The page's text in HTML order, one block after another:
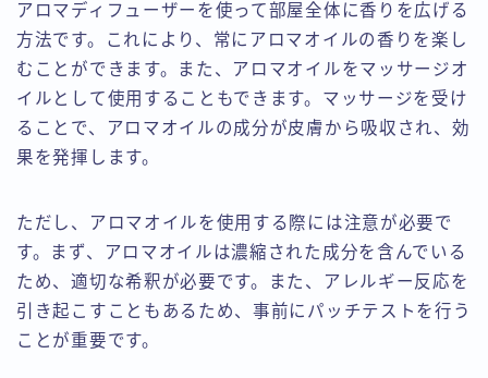
アロマディフューザーを使って部屋全体に香りを広げる
方法です。これにより、常にアロマオイルの香りを楽し
むことができます。また、アロマオイルをマッサージオ
イルとして使用することもできます。マッサージを受け
ることで、アロマオイルの成分が皮膚から吸収され、効
果を発揮します。
ただし、アロマオイルを使用する際には注意が必要で
す。まず、アロマオイルは濃縮された成分を含んでいる
ため、適切な希釈が必要です。また、アレルギー反応を
引き起こすこともあるため、事前にパッチテストを行う
ことが重要です。